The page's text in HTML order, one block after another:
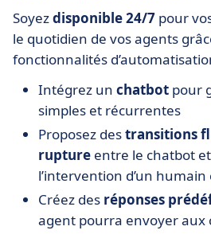
Soyezdisponible 24/7 pour
le quotidien de vos agents
fonctionnalités
Intégrez un chatbot pour
simples et récurrentes
Proposez destransitions
rupture entre le chatbot
l’intervention d’un
Créez des réponses
agent pourra envoyer aux